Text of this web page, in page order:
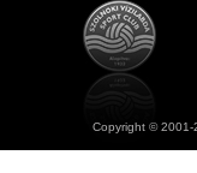
Copyright ©